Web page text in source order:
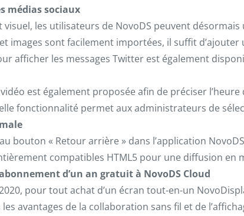
médias sociaux
visuel, les utilisateurs de NovoDS peuvent
images sont facilement importées, il suffit
afficher les messages Twitter est également
est également proposée afin de préciser
fonctionnalité permet aux administrateurs de
bouton « Retour arrière » dans l’application
compatibles HTML5 pour une diffusion en
d’un an gratuit à NovoDS Cloud
pour tout achat d’un écran tout-en-un
avantages de la collaboration sans fil et de